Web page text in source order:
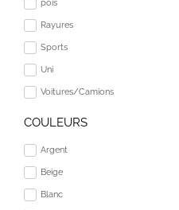
pois
Rayures
Sports
Uni
Voitures/Camions
COULEURS
Argent
Beige
Blanc